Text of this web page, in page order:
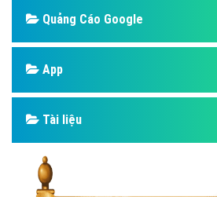
Quảng Cáo Google
App
Tài liệu